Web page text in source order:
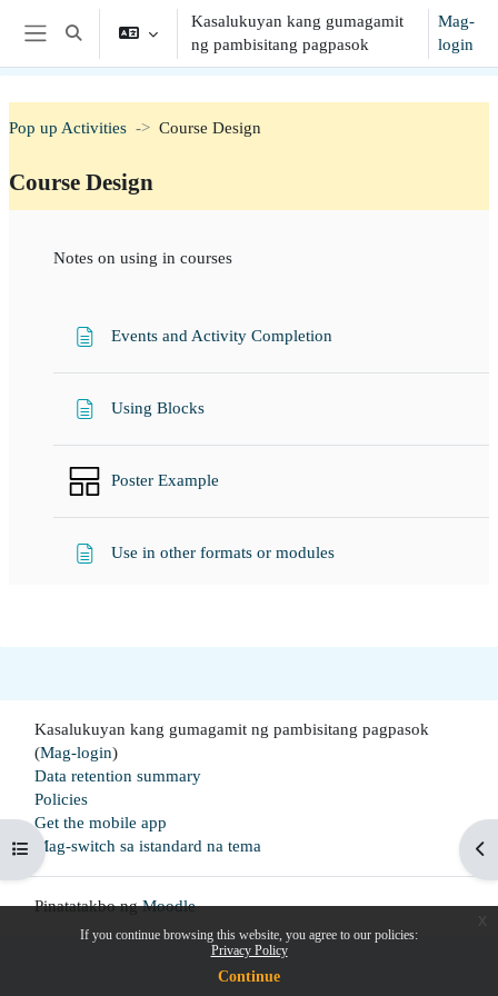
Lumaktaw patungo sa pangunahing nilalaman
If you continue browsing this website, you agree to our policies:
Privacy Policy
Continue
Side panel
I-toggle ang "input" sa paghahanap
Kasalukuyan kang gumagamit
ng pambisitang pagpasok
Mag-
login
Buksan ang index ng kurso
Pop up Activities Course Design
Course Design
Notes on using in courses
Events and Activity Completion
Using BlocksPage
Poster Example
Use in other formats or modulesPage
Kasalukuyan kang gumagamit ng pambisitang pagpasok
(Mag-login)
Data retention summary
Policies
Get the mobile app
Mag-switch sa istandard na tema
Pinatatakbo ngMoodle